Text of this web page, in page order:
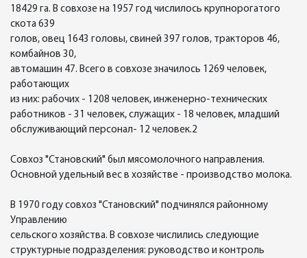
18429 га. В совхозе на 1957 год числилось крупнорогатого
скота 639
голов, овец 1643 головы, свиней 397 голов, тракторов 46,
комбайнов 30,
автомашин 47. Всего в совхозе значилось 1269 человек,
работающих
из них: рабочих - 1208 человек, инженерно-технических
работников - 31 человек, служащих - 18 человек, младший
обслуживающий персонал- 12 человек.2
Совхоз "Становский" был мясомолочного направления.
Основной удельный вес в хозяйстве - производство молока.
В 1970 году совхоз "Становский" подчинялся районному
Управлению
сельского хозяйства. В совхозе числились следующие
структурные подразделения: руководство и контроль